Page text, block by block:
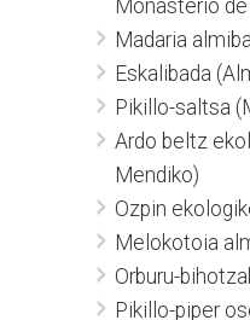
Monasterio
Madaria
Eskalibada
Pikillo-saltsa
Ardo beltz
Mendiko)
Ozpin
Melokotoia
Orburu-
Pikillo-piper